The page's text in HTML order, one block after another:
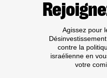
PAS
DE
AUX
DE
Agissez pour
contre la
israélienne en
votre